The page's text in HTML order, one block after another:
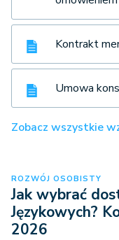
Kontrakt
Umowa
Zobacz wszystkie
ROZWÓJ OSOBISTY
Jak wybrać
Językowych?
2026